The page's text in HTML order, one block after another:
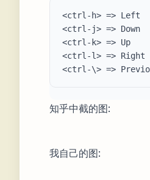
<ctrl-h> => Left
<ctrl-j> => Down
<ctrl-k> => Up
<ctrl-l> => Right
知乎中截的图:
我自己的图: